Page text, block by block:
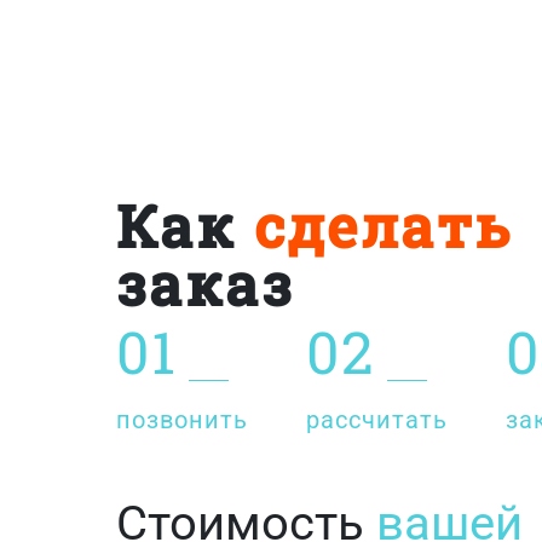
Как сделать
заказ
01
позвонить
02
рассчитать
Стоимость вашей